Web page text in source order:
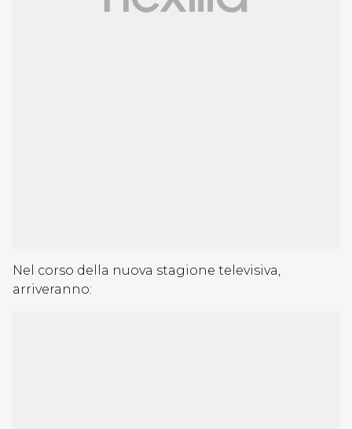
Nel corso della nuova stagione televisiva,
arriveranno: